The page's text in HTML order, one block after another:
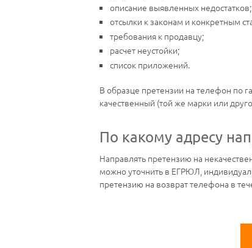
описание выявленных недостатков;
отсылки к законам и конкретным
требования к продавцу;
расчет неустойки;
список приложений.
В образце претензии на телефон по
качественный (той же марки или
По какому адресу
Направлять претензию на
можно уточнить в ЕГРЮЛ,
претензию на возврат телефона в